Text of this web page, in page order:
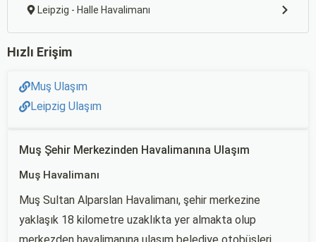
Leipzig - Halle Havalimanı
Hızlı Erişim
Muş Ulaşım
Leipzig Ulaşım
Muş Şehir Merkezinden Havalimanına Ulaşım
Muş Havalimanı
Muş Sultan Alparslan Havalimanı, şehir merkezine
yaklaşık 18 kilometre uzaklıkta yer almakta olup